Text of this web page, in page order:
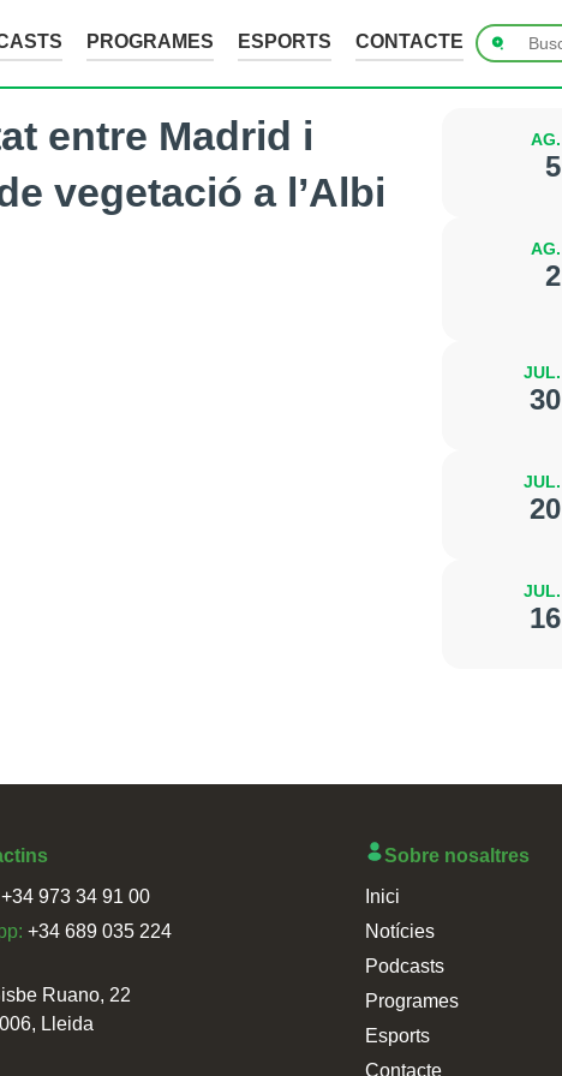
PROGRAMES ESPORTS CONTACTE
entre Madrid i
vegetació a l’Albi
AG.
5
AG.
2
JUL.
30
JUL.
20
JUL.
16
+34 973 34 91 00
+34 689 035 224
Ruano, 22
Lleida
Sobre nosaltres
Inici
Notícies
Podcasts
Programes
Esports
Contacte